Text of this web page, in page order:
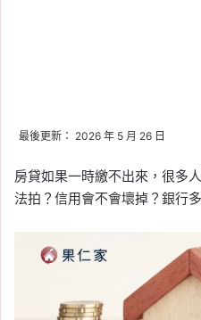
最後更新： 2026 年 5 月 26 日
房貸如果一時繳不出來，很多
法拍？信用會不會壞掉？銀行